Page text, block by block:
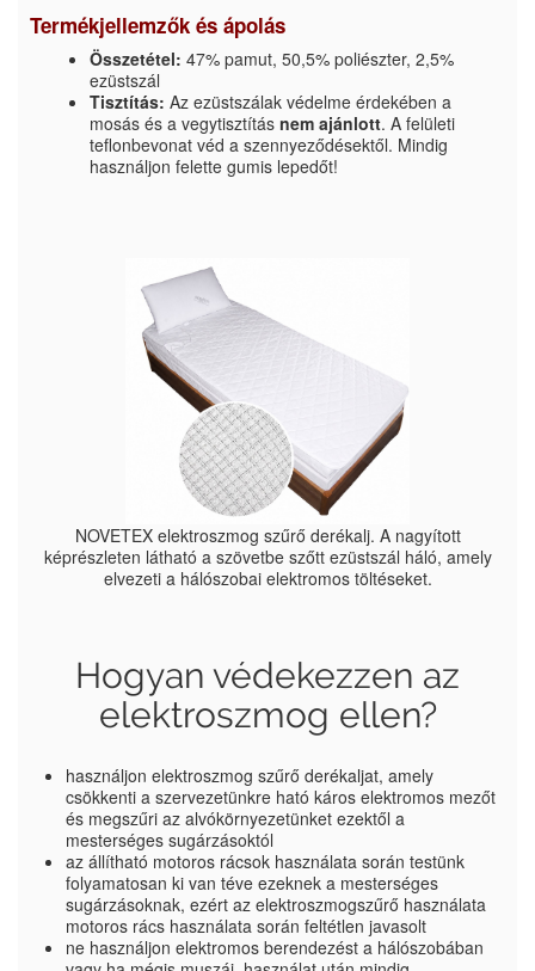
Termékjellemzők és ápolás
Összetétel: 47% pamut, 50,5% poliészter, 2,5%
ezüstszál
Tisztítás: Az ezüstszálak védelme érdekében a
mosás és a vegytisztítás nem ajánlott. A felületi
teflonbevonat véd a szennyeződésektől. Mindig
használjon felette gumis lepedőt!
NOVETEX elektroszmog szűrő derékalj. A nagyított
képrészleten látható a szövetbe szőtt ezüstszál háló, amely
elvezeti a hálószobai elektromos töltéseket.
Hogyan védekezzen az
elektroszmog ellen?
használjon elektroszmog szűrő derékaljat, amely
csökkenti a szervezetünkre ható káros elektromos mezőt
és megszűri az alvókörnyezetünket ezektől a
mesterséges sugárzásoktól
az állítható motoros rácsok használata során testünk
folyamatosan ki van téve ezeknek a mesterséges
sugárzásoknak, ezért az elektroszmogszűrő használata
motoros rács használata során feltétlen javasolt
ne használjon elektromos berendezést a hálószobában